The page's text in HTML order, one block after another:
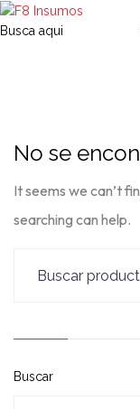
No se
It seems we can’t
searching can help.
Buscar